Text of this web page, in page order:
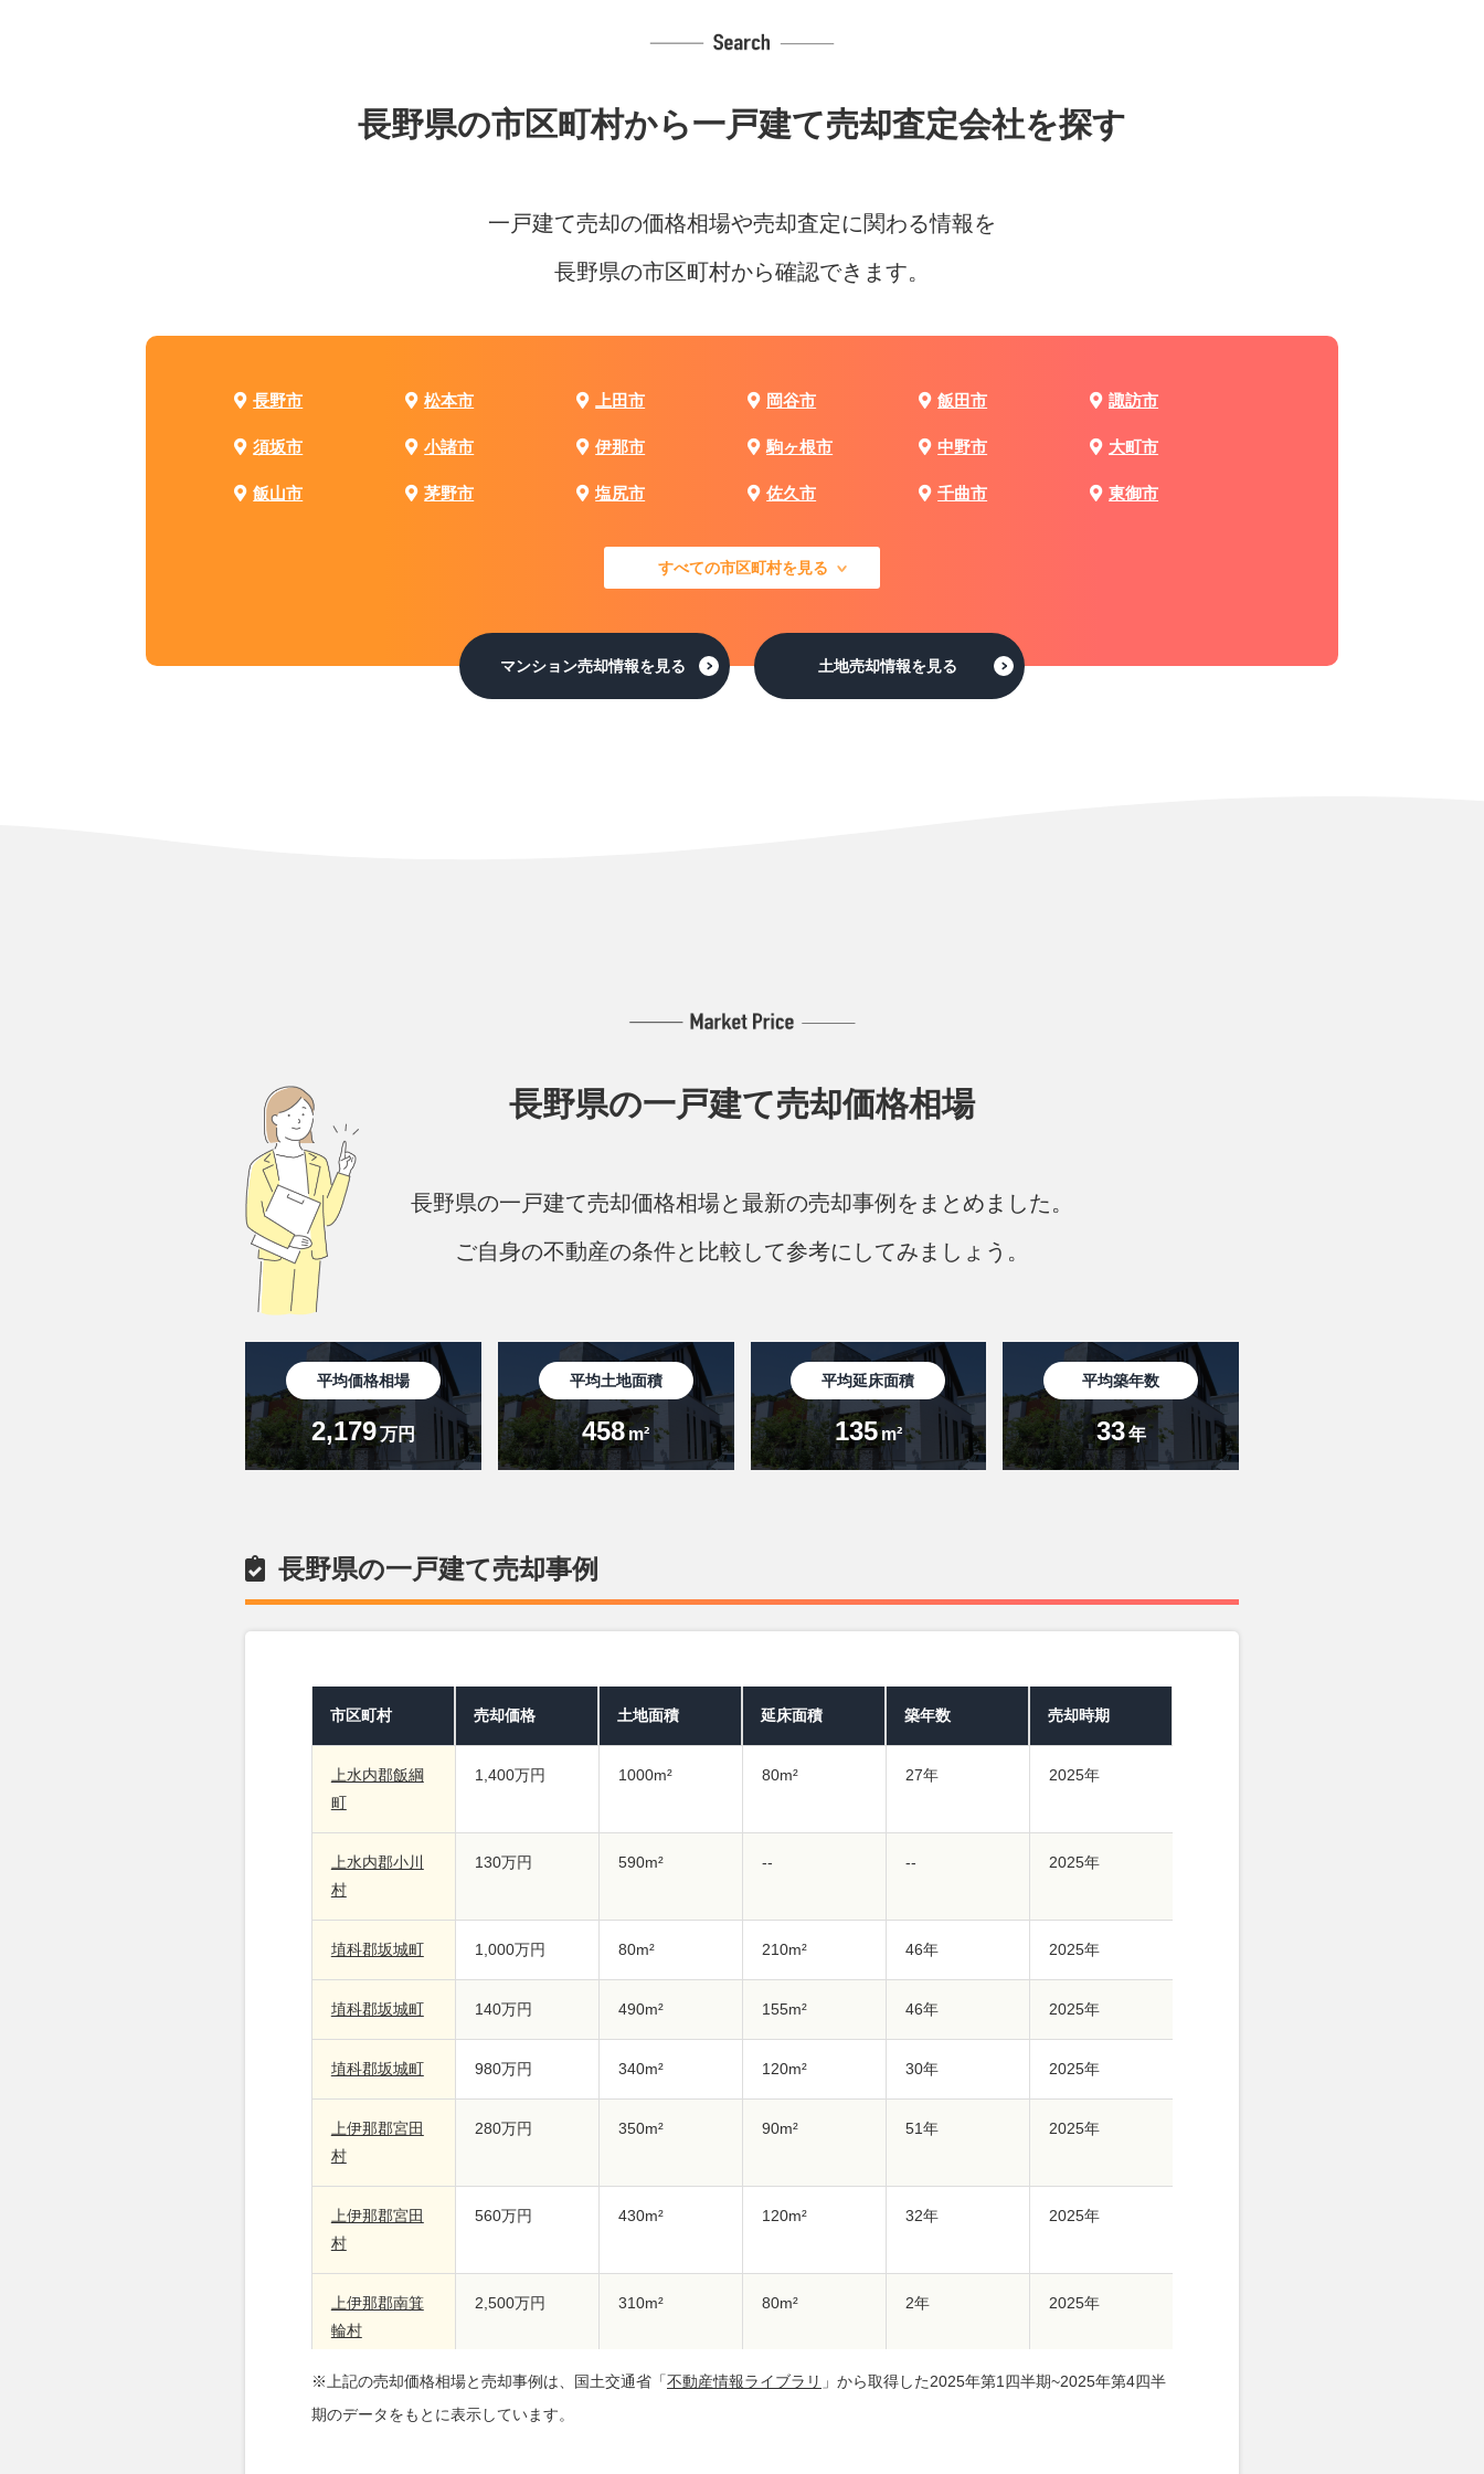
長野県の市区町村から一戸建て売却査定会社を探す
一戸建て売却の価格相場や売却査定に関わる情報を
長野県の市区町村から確認できます。
長野市 松本市 上田市 岡谷市 飯田市 諏訪市
須坂市 小諸市 伊那市 駒ヶ根市 中野市 大町市
飯山市 茅野市 塩尻市 佐久市 千曲市 東御市
すべての市区町村を見る
マンション売却情報を見る 土地売却情報を見る
長野県の一戸建て売却価格相場
長野県の一戸建て売却価格相場と最新の売却事例をまとめました。
ご自身の不動産の条件と比較して参考にしてみましょう。
平均価格相場
2,179万円
平均土地面積
458 m²
平均延床面積
135m²
平均築年数
33 年
長野県の一戸建て売却事例
市区町村 売却価格 土地面積 延床面積 築年数 売却時期
上水内郡飯綱
町
1,400万円 1000m² 80m² 27年 2025年
上水内郡小川
村
130万円 590m² -- -- 2025年
埴科郡坂城町 1,000万円 80m² 210m² 46年 2025年
埴科郡坂城町 140万円 490m² 155m² 46年 2025年
埴科郡坂城町 980万円 340m² 120m² 30年 2025年
上伊那郡宮田
村
280万円 350m² 90m² 51年 2025年
上伊那郡宮田
村
560万円 430m² 120m² 32年 2025年
上伊那郡南箕
輪村
2,500万円 310m² 80m² 2年 2025年
上伊那郡南箕
輪村
3,000万円 270m² 100m² 3年 2025年
※上記の売却価格相場と売却事例は、国土交通省「不動産情報ライブラリ 」から取得した2025年第1四半期~2025年第4四半
期のデータをもとに表示しています。